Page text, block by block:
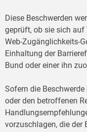
Diese Beschwerden
geprüft, ob sie sich auf
Web-Zugänglichkeits-
Einhaltung der
Bund oder einer ihn
Sofern die
oder den betroffenen
vorzuschlagen, die der